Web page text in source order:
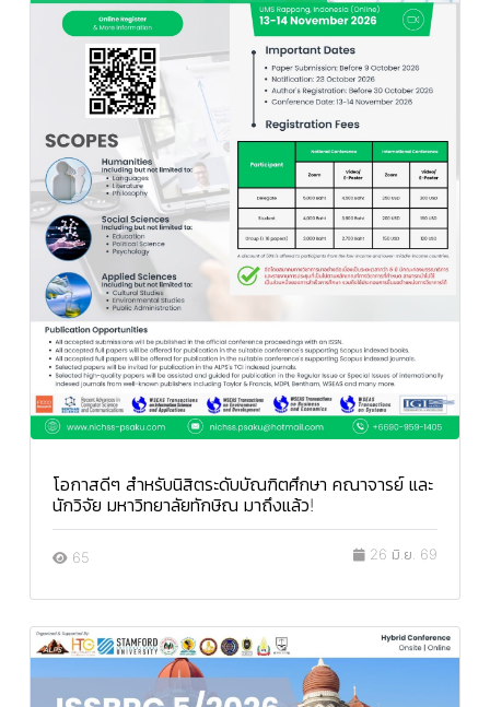
โอกาสดีๆ สำหรับนิสิตระดับบัณฑิตศึกษา คณาจารย์ และ
นักวิจัย มหาวิทยาลัยทักษิณ มาถึงแล้ว!
65 26 มิ.ย. 69